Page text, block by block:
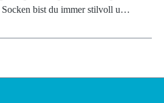
Socken bist du immer stilvoll u…